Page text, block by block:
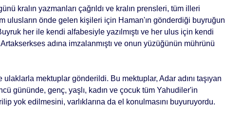
kralın yazmanları çağrıldı ve kralın prensle­ri, tüm illeri
ulusların önde gelen kişileri için Ha­man'ın gönderdiği buyruğun
her ile kendi al­fabesiyle yazılmıştı ve her ulus için kendi
Artakserkses adına imzalanmıştı ve onun yüzüğünün mührünü
ulaklarla mektuplar gönderildi. Bu mektuplar, Adar adını taşıyan
gü­nünde, genç, yaşlı, kadın ve çocuk tüm Yahudiler'in
yok edilmesini, varlıklarına da el konulmasını buyuruyordu.